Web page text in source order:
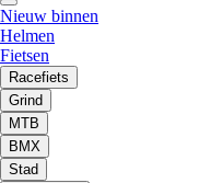
Nieuw binnen
Helmen
Fietsen
Racefiets
Grind
MTB
BMX
Stad